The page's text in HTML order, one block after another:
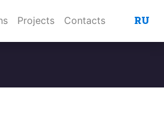
Projects Contacts RU